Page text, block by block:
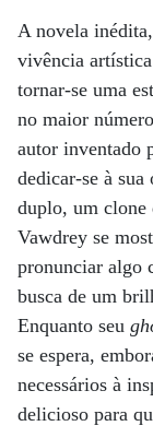
A novela
vivência
tornar-se uma
no maior
autor inventado
dedicar-se à
duplo, um clone
Vawdrey se
pronunciar algo
busca de um
Enquanto seu
se espera,
necessários à
delicioso para